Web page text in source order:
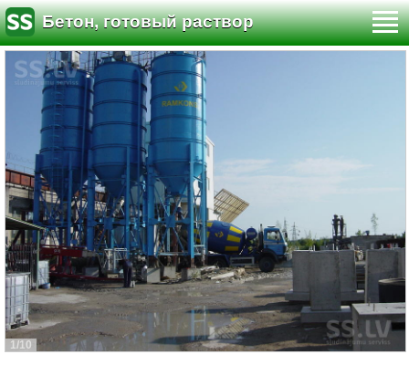
Бетон, готовый раствор
1/10